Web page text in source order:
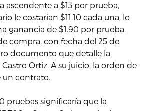
ascendente a $13 por prueba,
le costarían $11.10 cada una, lo
ganancia de $1.90 por prueba.
compra, con fecha del 25 de
documento que detalle la
Ortiz. A su juicio, la orden de
un contrato.
pruebas significaría que la